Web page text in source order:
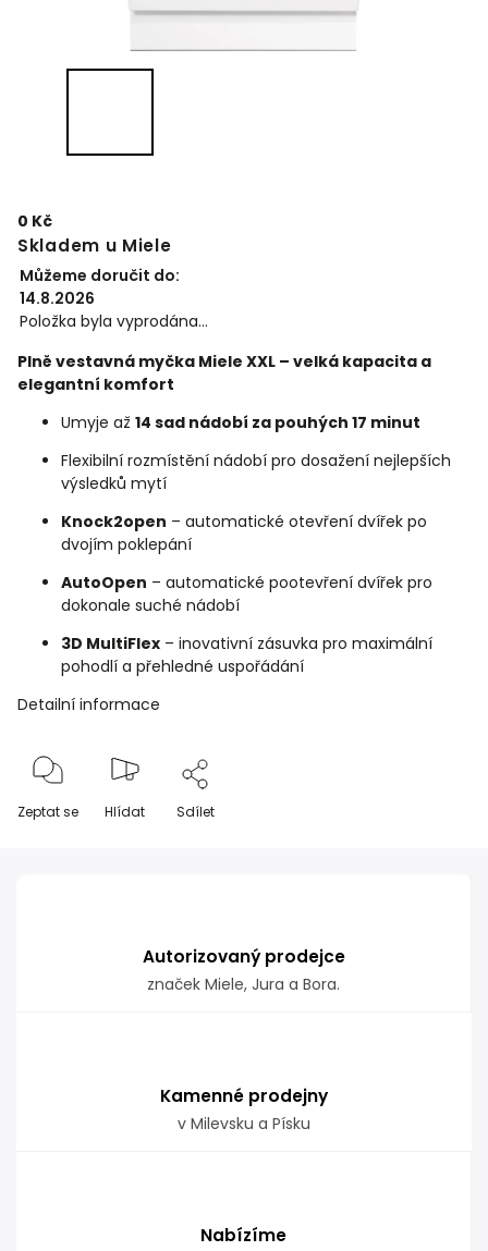
0 Kč
Skladem u Miele
Můžeme doručit do:
14.8.2026
Položka byla vyprodána…
Plně vestavná myčka Miele XXL – velká kapacita a
elegantní komfort
Umyje až 14 sad nádobí za pouhých 17 minut
Flexibilní rozmístění nádobí pro dosažení nejlepších
výsledků mytí
Knock2open – automatické otevření dvířek po
dvojím poklepání
AutoOpen – automatické pootevření dvířek pro
dokonale suché nádobí
3D MultiFlex – inovativní zásuvka pro maximální
pohodlí a přehledné uspořádání
Detailní informace
Zeptat se Hlídat Sdílet
Autorizovaný prodejce
značek Miele, Jura a Bora.
Kamenné prodejny
v Milevsku a Písku
Nabízíme